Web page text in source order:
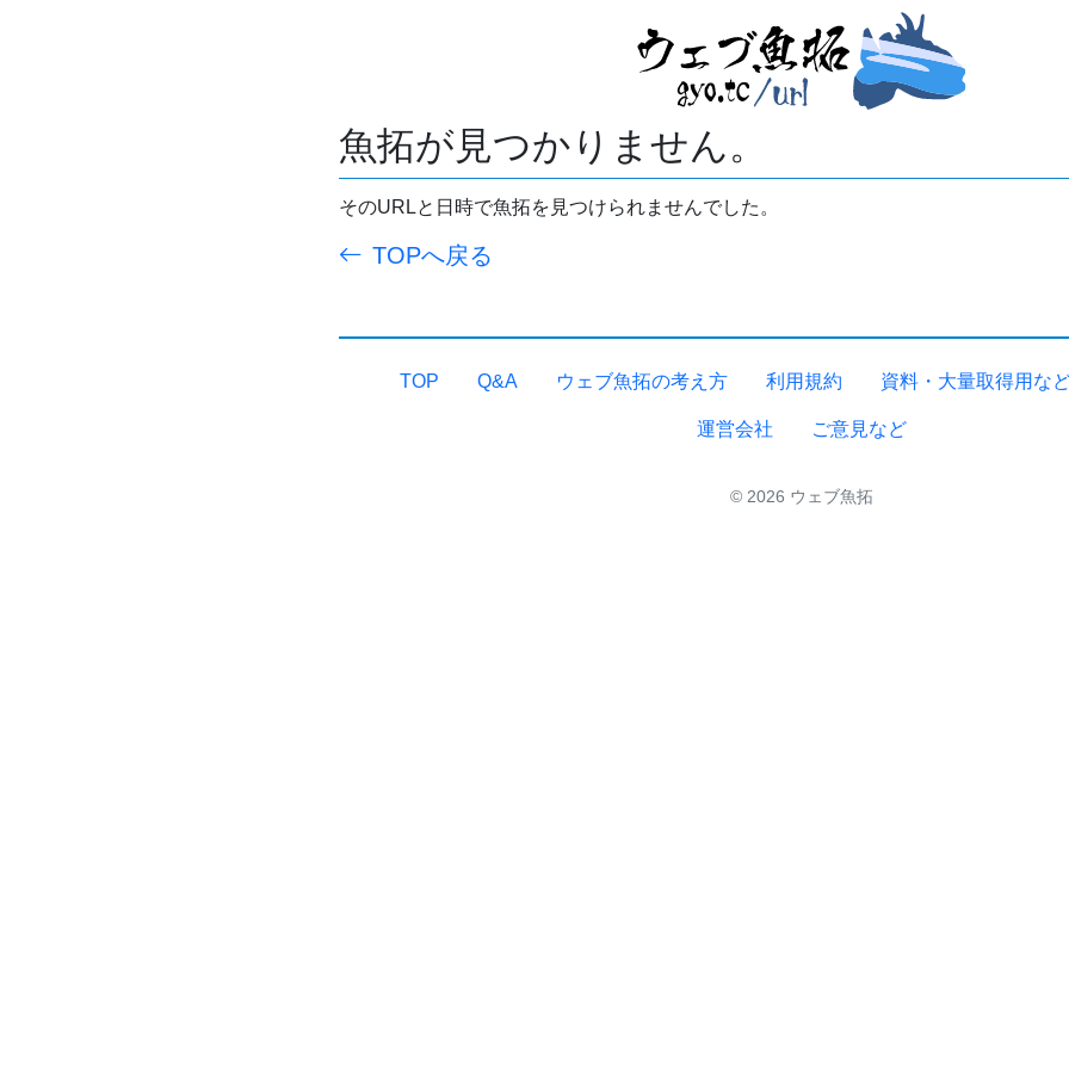
魚拓が見つかりません。
そのURLと日時で魚拓を見つけられませんでした。
TOPへ戻る
TOP Q&A ウェブ魚拓の考え方 利用規約 資料・大量取得用な
運営会社 ご意見など
© 2026 ウェブ魚拓